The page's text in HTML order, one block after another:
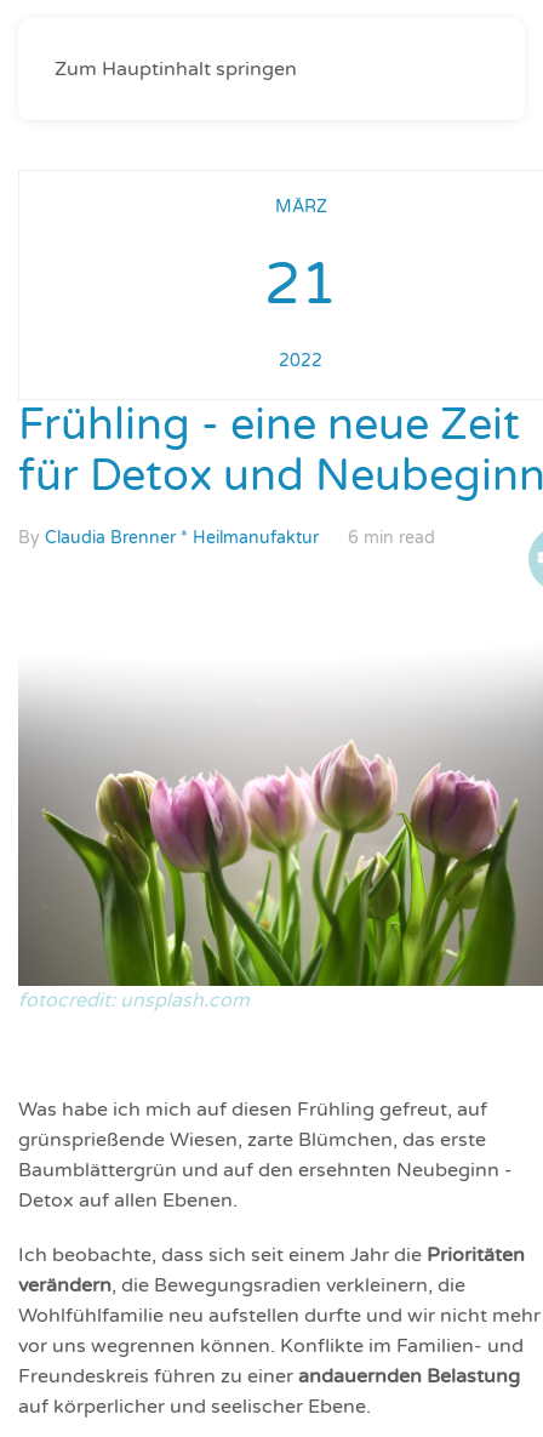
Zum Hauptinhalt springen
MÄRZ
21
2022
Frühling - eine neue Zeit
für Detox und
By Claudia Brenner * Heilmanufaktur 6 min read
fotocredit: unsplash.com
Was habe ich mich auf diesen Frühling gefreut, auf
grünsprießende Wiesen, zarte Blümchen, das erste
Baumblättergrün und auf den ersehnten Neubeginn -
Detox auf allen Ebenen.
Ich beobachte, dass sich seit einem Jahr die Prioritäten
verändern, die Bewegungsradien verkleinern, die
Wohlfühlfamilie neu aufstellen durfte und wir nicht mehr
vor uns wegrennen können. Konflikte im Familien- und
Freundeskreis führen zu einer andauernden Belastung
auf körperlicher und seelischer Ebene.